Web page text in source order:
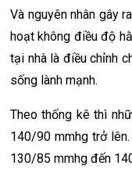
Và nguyên nhân gây
hoạt không điều độ
tại nhà là điều chỉnh
sống lành mạnh.
Theo thống kê thì
140/90 mmhg trở
130/85 mmhg đến